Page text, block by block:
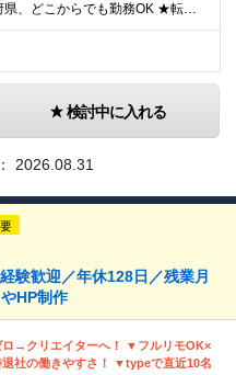
★全国47都道府県、どこからでも勤務OK ★転勤なし！腰を据えて活躍◎ ★マイカー通勤OK（拠点による） ★業務に慣れたら、ゆくゆくはリモート併用やフルリモートも可能 全国のお客様先にて勤務していた
検討中に入れる
2026.08.31
験歓迎／年休128日／残業月
HP制作
→クリエイターへ！ ▼フルリモOK×
退社の働きやすさ！ ▼typeで直近10名